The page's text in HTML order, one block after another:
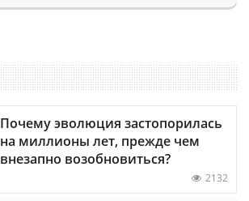
Почему эволюция застопорилась
на миллионы лет, прежде чем
внезапно возобновиться?
2132